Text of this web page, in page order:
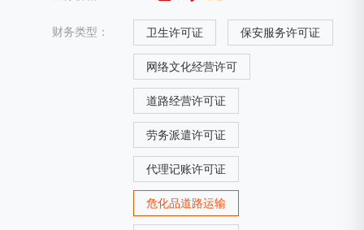
财务类型： 卫生许可证 保安服务许可证
网络文化经营许可
道路经营许可证
劳务派遣许可证
代理记账许可证
危化品道路运输